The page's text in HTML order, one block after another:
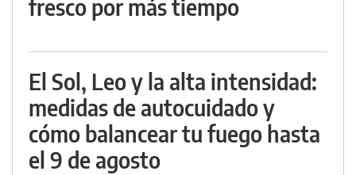
fresco por más tiempo
El Sol, Leo y la alta intensidad:
medidas de autocuidado y
cómo balancear tu fuego hasta
el 9 de agosto